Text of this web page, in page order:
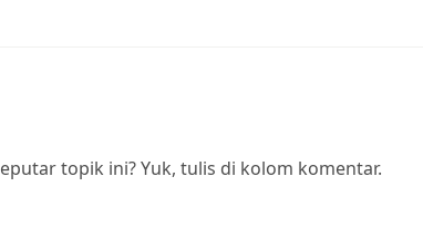
topik ini? Yuk, tulis di kolom komentar.